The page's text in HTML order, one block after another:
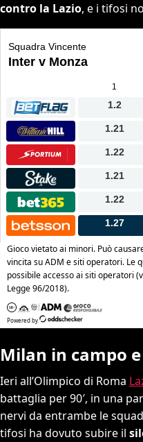
contro la Lazio, e i tifosi
Milan in campo
Ieri all’Olimpico di Roma
battaglia per 90′, in una
nervi da entrambe le
tifosi ha dovuto subire il